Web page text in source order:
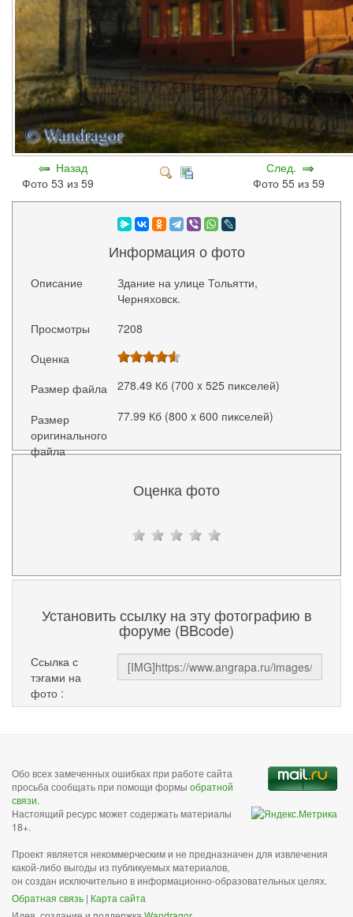
Назад
Фото 53 из 59
След.
Фото 55 из 59
Информация о фото
Описание
Здание на улице Тольятти,
Черняховск.
Просмотры
7208
Оценка
Размер файла
278.49 Кб (700 x 525 пикселей)
Размер
оригинального
файла
77.99 Кб (800 x 600 пикселей)
Оценка фото
Установить ссылку на эту фотографию в
форуме (BBcode)
Ссылка с
тэгами на
фото :
Обо всех замеченных ошибках при работе сайта
просьба сообщать при помощи формы обратной
связи.
Настоящий ресурс может содержать материалы
18+.
Проект является некоммерческим и не предназначен для извлечения
какой-либо выгоды из публикуемых материалов,
он создан исключительно в информационно-образовательных целях.
Обратная связь | Карта сайта